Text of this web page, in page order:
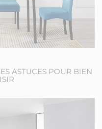
ASTUCES POUR BIEN